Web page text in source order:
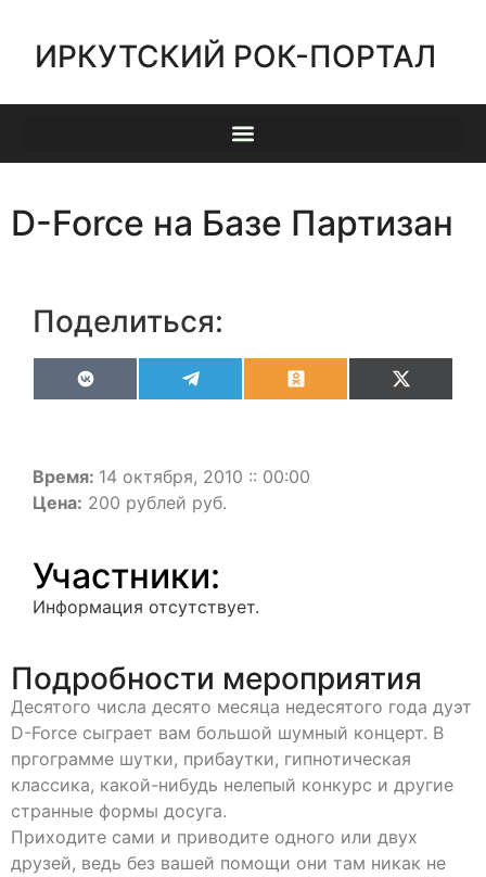
ИРКУТСКИЙ РОК-ПОРТАЛ
D-Force на Базе Партизан
Поделиться:
VK OdnoklassnikiX
(Twitter)
Время: 14 октября, 2010 :: 00:00
Цена: 200 рублей руб.
Участники:
Информация отсутствует.
Подробности мероприятия
Десятого числа десято месяца недесятого года дуэт
D-Force сыграет вам большой шумный концерт. В
пргограмме шутки, прибаутки, гипнотическая
классика, какой-нибудь нелепый конкурс и другие
странные формы досуга.
Приходите сами и приводите одного или двух
друзей, ведь без вашей помощи они там никак не